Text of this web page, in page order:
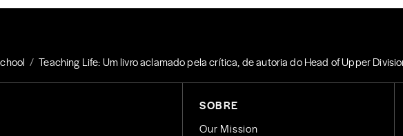
Teaching Life: Um livro aclamado pela crítica, de autoria do Head of Upper
SOBRE
Our Mission